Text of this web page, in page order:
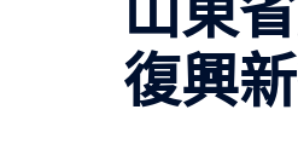
復興